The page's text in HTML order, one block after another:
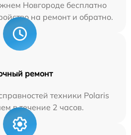
Новгороде бесплатно
на ремонт и обратно.
ремонт
техники Polaris
в течение 2 часов.